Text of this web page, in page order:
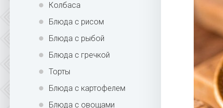
Колбаса
Блюда с рисом
Блюда с рыбой
Блюда с гречкой
Торты
Блюда с картофелем
Блюда с овощами